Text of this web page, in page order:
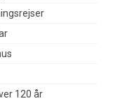
120 år